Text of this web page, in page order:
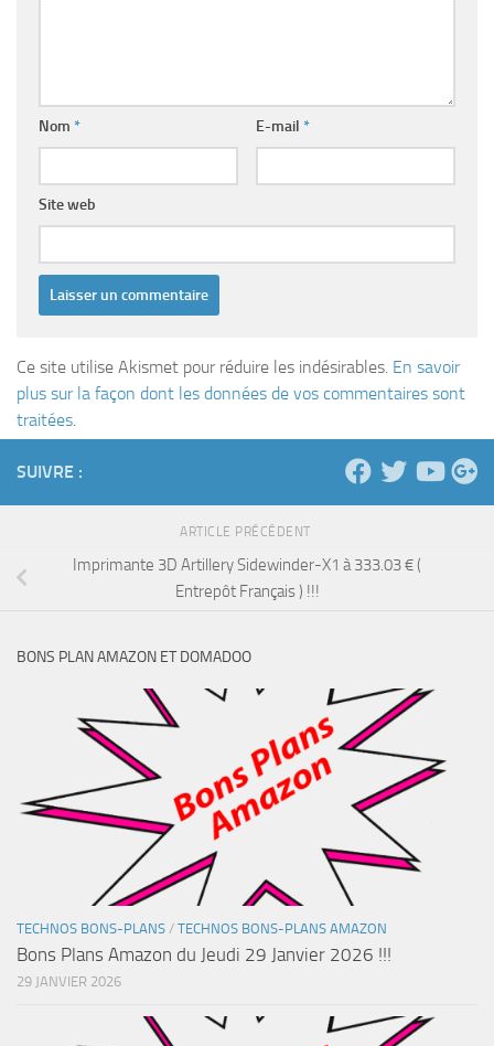
Nom * E-mail *
Site web
Ce site utilise Akismet pour réduire les indésirables. En savoir
plus sur la façon dont les données de vos commentaires sont
traitées.
SUIVRE :
ARTICLE PRÉCÉDENT
Imprimante 3D Artillery Sidewinder-X1 à 333.03 € (
Entrepôt Français ) !!!
BONS PLAN AMAZON ET DOMADOO
TECHNOS BONS-PLANS / TECHNOS BONS-PLANS AMAZON
Bons Plans Amazon du Jeudi 29 Janvier 2026 !!!
29 JANVIER 2026